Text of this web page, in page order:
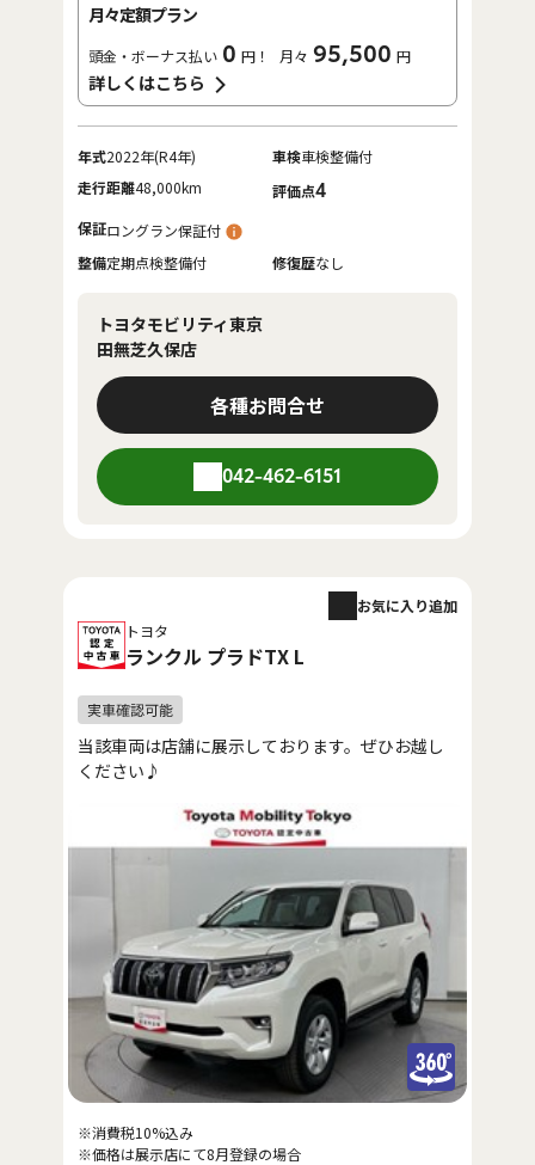
月々定額プラン
頭金・ボーナス払い 0 円！ 月々 95,500 円
詳しくはこちら
年式2022年(R4年) 車検車検整備付
走行距離48,000km 評価点4
保証ロングラン保証付
整備定期点検整備付 修復歴なし
トヨタモビリティ東京
田無芝久保店
各種お問合せ
042-462-6151
トヨタ
ランクル プラドTX L
お気に入り追加
当該車両は店舗に展示しております。ぜひお越し
ください♪
※消費税10%込み
※価格は展示店にて8月登録の場合